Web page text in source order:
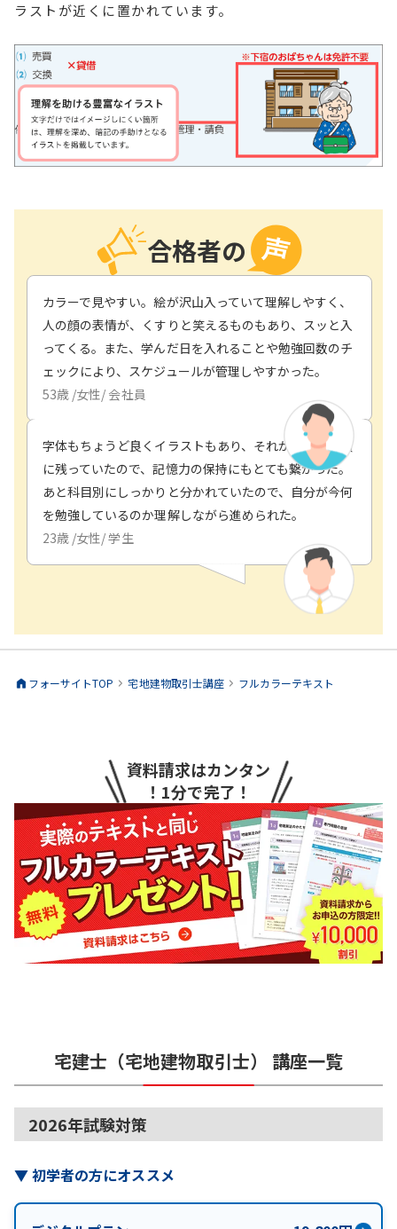
ラストが近くに置かれています。
合格者の
カラーで見やすい。絵が沢山入っていて理解しやすく、
人の顔の表情が、くすりと笑えるものもあり、スッと入
ってくる。また、学んだ日を入れることや勉強回数のチ
ェックにより、スケジュールが管理しやすかった。
53歳 /女性/ 会社員
字体もちょうど良くイラストもあり、それがそのまま頭
に残っていたので、記憶力の保持にもとても繋がった。
あと科目別にしっかりと分かれていたので、自分が今何
を勉強しているのか理解しながら進められた。
23歳 /女性/学生
フォーサイトTOP 宅地建物取引士講座 フルカラーテキスト
資料請求はカンタン
！1分で完了！
宅建士（宅地建物取引士） 講座一覧
2026年試験対策
▼初学者の方にオススメ